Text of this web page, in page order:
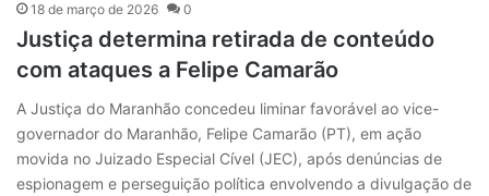
18 de março de 2026 0
Justiça determina retirada de conteúdo
com ataques a Felipe Camarão
A Justiça do Maranhão concedeu liminar favorável ao vice-
governador do Maranhão, Felipe Camarão (PT), em ação
movida no Juizado Especial Cível (JEC), após denúncias de
espionagem e perseguição política envolvendo a divulgação de